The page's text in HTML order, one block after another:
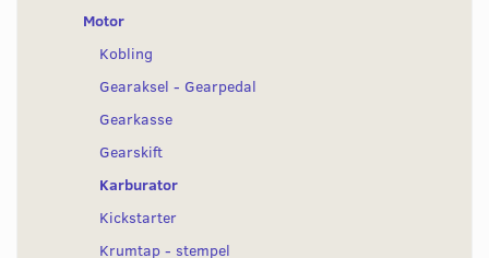
Motor
Kobling
Gearaksel - Gearpedal
Gearkasse
Gearskift
Karburator
Kickstarter
Krumtap - stempel